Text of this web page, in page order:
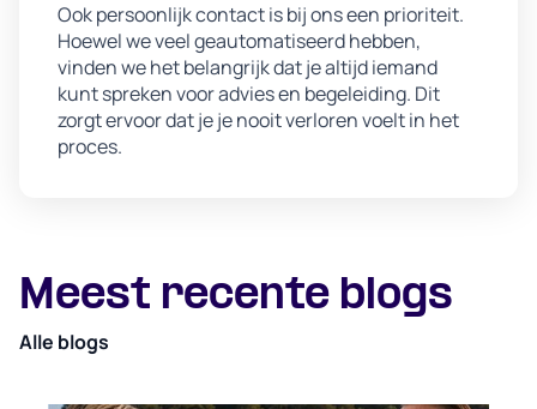
Ook persoonlijk contact is bij ons een prioriteit.
Hoewel we veel geautomatiseerd hebben,
vinden we het belangrijk dat je altijd iemand
kunt spreken voor advies en begeleiding. Dit
zorgt ervoor dat je je nooit verloren voelt in het
proces.
Meest recente blogs
Alle blogs